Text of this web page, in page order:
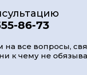
86-73
на все вопросы,
к чему не